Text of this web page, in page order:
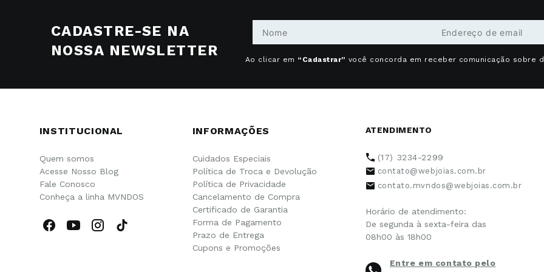
CADASTRE-SE NA
NOSSA NEWSLETTER
Ao clicar em “Cadastrar” você concorda em receber comunicação sobre
INSTITUCIONAL
Quem somos
Acesse Nosso Blog
Fale Conosco
Conheça a linha MVNDOS
INFORMAÇÕES
Cuidados Especiais
Política de Troca e Devolução
Política de Privacidade
Cancelamento de Compra
Certificado de Garantia
Forma de Pagamento
Prazo de Entrega
Cupons e Promoções
ATENDIMENTO
(17) 3234-2299
contato@webjoias.com.br
contato.mvndos@webjoias.com.br
Horário de atendimento:
De segunda à sexta-feira das
08h00 às 18h00
Entre em contato pelo